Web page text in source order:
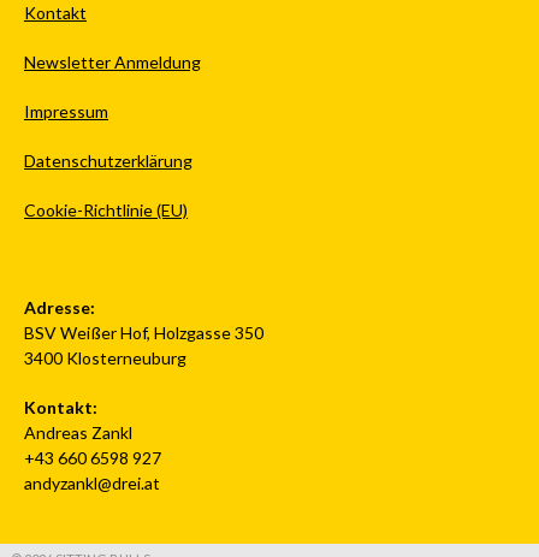
Kontakt
Newsletter Anmeldung
Impressum
Datenschutzerklärung
Cookie-Richtlinie (EU)
Adresse:
BSV Weißer Hof, Holzgasse 350
3400 Klosterneuburg
Kontakt:
Andreas Zankl
+43 660 6598 927
andyzankl@drei.at